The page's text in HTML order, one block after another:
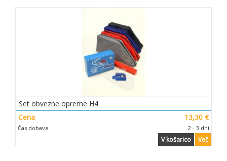
Set obvezne opreme H4
Cena
13,30 €
Čas dobave 2 - 3 dni
Več
V košarico